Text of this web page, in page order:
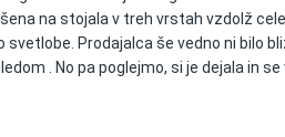
na stojala v treh vrstah vzdolž
Prodajalca še vedno ni bilo
. No pa poglejmo, si je dejala in